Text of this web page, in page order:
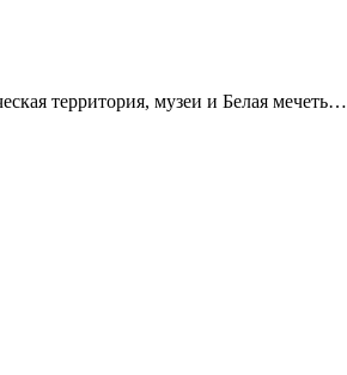
территория, музеи и Белая мечеть…